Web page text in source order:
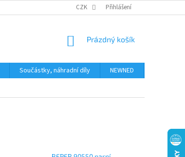
CZK Přihlášení
NÁKUPNÍ
Prázdný košík
Součástky, náhradní díly NEWNED